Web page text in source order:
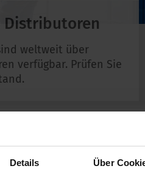
Details Über
Distributoren
weltweit über
verfügbar. Prüfen Sie